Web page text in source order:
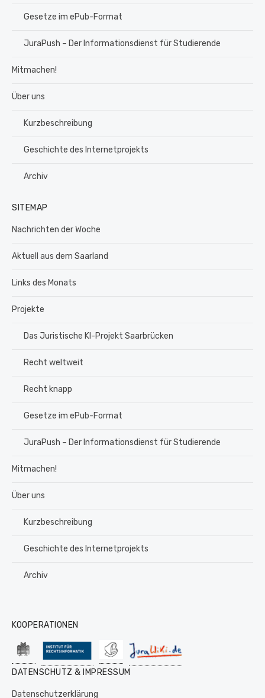
Gesetze im ePub-Format
JuraPush – Der Informationsdienst für Studierende
Mitmachen!
Über uns
Kurzbeschreibung
Geschichte des Internetprojekts
Archiv
SITEMAP
Nachrichten der Woche
Aktuell aus dem Saarland
Links des Monats
Projekte
Das Juristische KI-Projekt Saarbrücken
Recht weltweit
Recht knapp
Gesetze im ePub-Format
JuraPush – Der Informationsdienst für Studierende
Mitmachen!
Über uns
Kurzbeschreibung
Geschichte des Internetprojekts
Archiv
KOOPERATIONEN
DATENSCHUTZ & IMPRESSUM
Datenschutzerklärung